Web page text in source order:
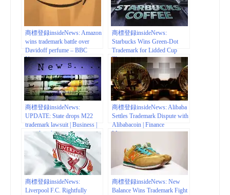
商標登録insideNews: Amazon
wins trademark battle over
Davidoff perfume – BBC
News
商標登録insideNews:
Starbucks Wins Green-Dot
Trademark for Lidded Cup
Illustrations
商標登録insideNews:
UPDATE: State drops M22
trademark lawsuit | Business |
record-eagle.com
商標登録insideNews: Alibaba
Settles Trademark Dispute with
Alibabacoin | Finance
Magnates
商標登録insideNews:
Liverpool F.C. Rightfully
商標登録insideNews: New
Balance Wins Trademark Fight